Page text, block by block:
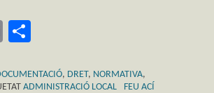
Email
, DRET, NORMATIVA,
ADMINISTRACIÓ LOCAL
FEU ACÍ